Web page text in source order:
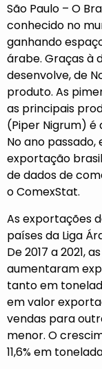
São Paulo – O
conhecido no
ganhando
árabe. Graças à
desenvolve, de
produto. As
as principais
(Piper Nigrum) é
No ano passado,
exportação
de dados de
o ComexStat.
As exportações
países da Liga
De 2017 a 2021,
aumentaram
tanto em
em valor
vendas para
menor. O
11,6% em